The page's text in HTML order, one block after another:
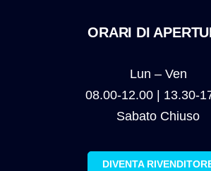
ORARI DI
Lun – Ven
08.00-12.00 | 13.30-
Sabato Chiuso
DIVENTA